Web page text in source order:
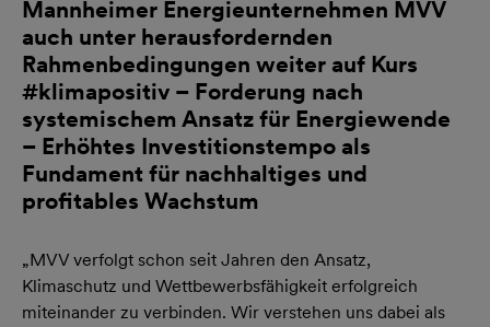
Mannheimer Energieunternehmen MVV
auch unter herausfordernden
Rahmenbedingungen weiter auf Kurs
#klimapositiv – Forderung nach
systemischem Ansatz für Energiewende
– Erhöhtes Investitionstempo als
Fundament für nachhaltiges und
profitables Wachstum
„MVV verfolgt schon seit Jahren den Ansatz,
Klimaschutz und Wettbewerbsfähigkeit erfolgreich
miteinander zu verbinden. Wir verstehen uns dabei als